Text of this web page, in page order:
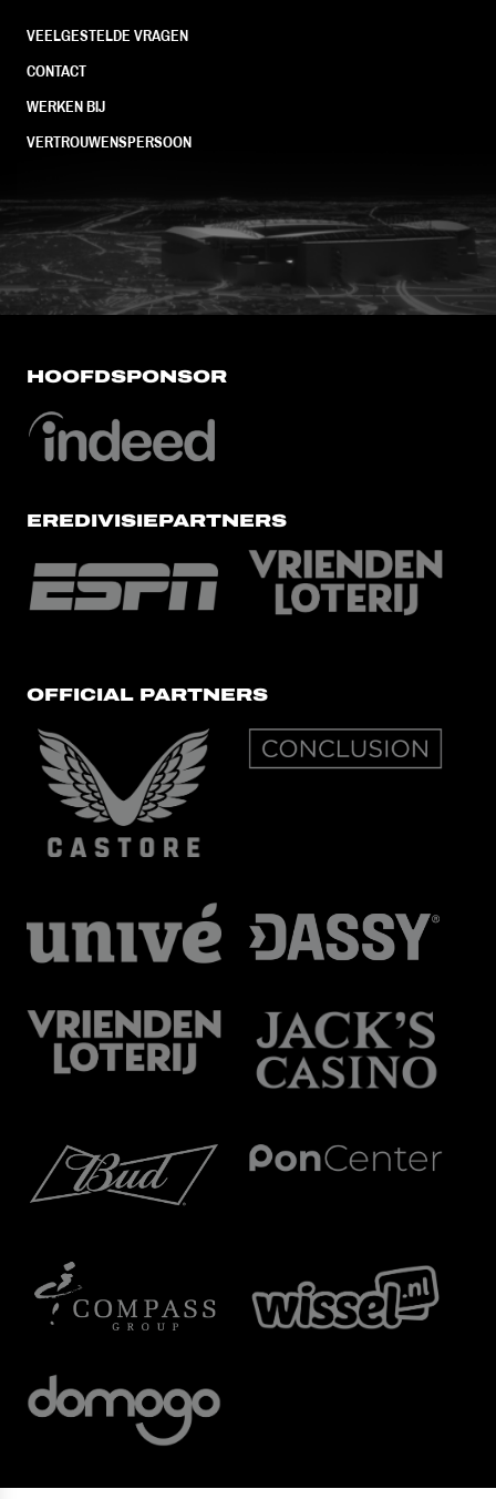
VEELGESTELDE VRAGEN
CONTACT
WERKEN BIJ
VERTROUWENSPERSOON
FC Utrecht<br>vanuit<br>het
HOOFDSPONSOR
EREDIVISIEPARTNERS
OFFICIAL PARTNERS